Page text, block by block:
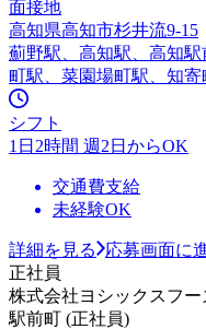
面接地
高知県高知市杉井流9-15
薊野駅、高知駅、高知
町駅、菜園場町駅、知
シフト
1日2時間 週2日からOK
交通費支給
未経験OK
詳細を見る
応募画面に
正社員
株式会社ヨシックスフ
駅前町 (正社員)